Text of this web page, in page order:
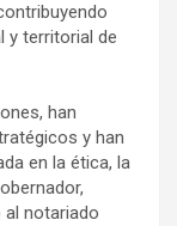
y territorial de
han
y han
en la ética, la
notariado